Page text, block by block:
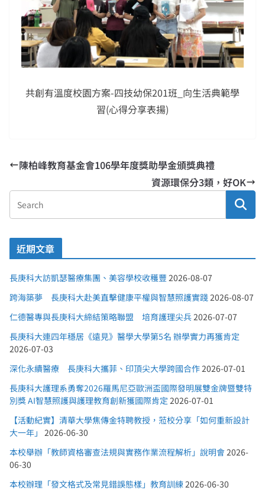
共創有溫度校園方案-四技幼保201班_向生活典範學
習(心得分享表揚)
陳柏峰教育基金會106學年度獎助學金頒獎典禮
資源環保分3類，好OK
近期文章
長庚科大訪凱瑟醫療集團、美容學校收穫豐 2026-08-07
跨海築夢 長庚科大赴美直擊健康平權與智慧照護實踐2026-08-07
仁德醫專與長庚科大締結策略聯盟 培育護理尖兵2026-07-07
長庚科大連四年穩居《遠見》醫學大學第5名 辦學實力再獲肯定
2026-07-03
深化永續醫療 長庚科大攜菲、印頂尖大學跨國合作2026-07-01
長庚科大護理系勇奪2026羅馬尼亞歐洲盃國際發明展雙金牌暨雙特
別獎 AI智慧照護與護理教育創新獲國際肯定 2026-07-01
【活動紀實】清華大學焦傳金特聘教授，蒞校分享「如何重新設計
大一年」 2026-06-30
本校舉辦「教師資格審查法規與實務作業流程解析」說明會2026-
06-30
本校辦理「發文格式及常見錯誤態樣」教育訓練2026-06-30